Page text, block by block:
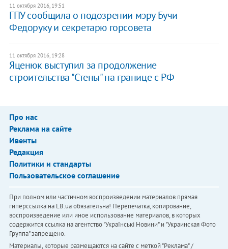
11 октября 2016, 19:51
ГПУ сообщила о подозрении мэру Бучи
Федоруку и секретарю горсовета
11 октября 2016, 19:28
Яценюк выступил за продолжение
строительства "Стены" на границе с РФ
Про нас
Реклама на сайте
Ивенты
Редакция
Политики и стандарты
Пользовательское соглашение
При полном или частичном воспроизведении материалов прямая
гиперссылка на LB.ua обязательна! Перепечатка, копирование,
воспроизведение или иное использование материалов, в которых
содержится ссылка на агентство "Українськi Новини" и "Украинская Фото
Группа" запрещено.
Материалы, которые размещаются на сайте с меткой "Реклама" /